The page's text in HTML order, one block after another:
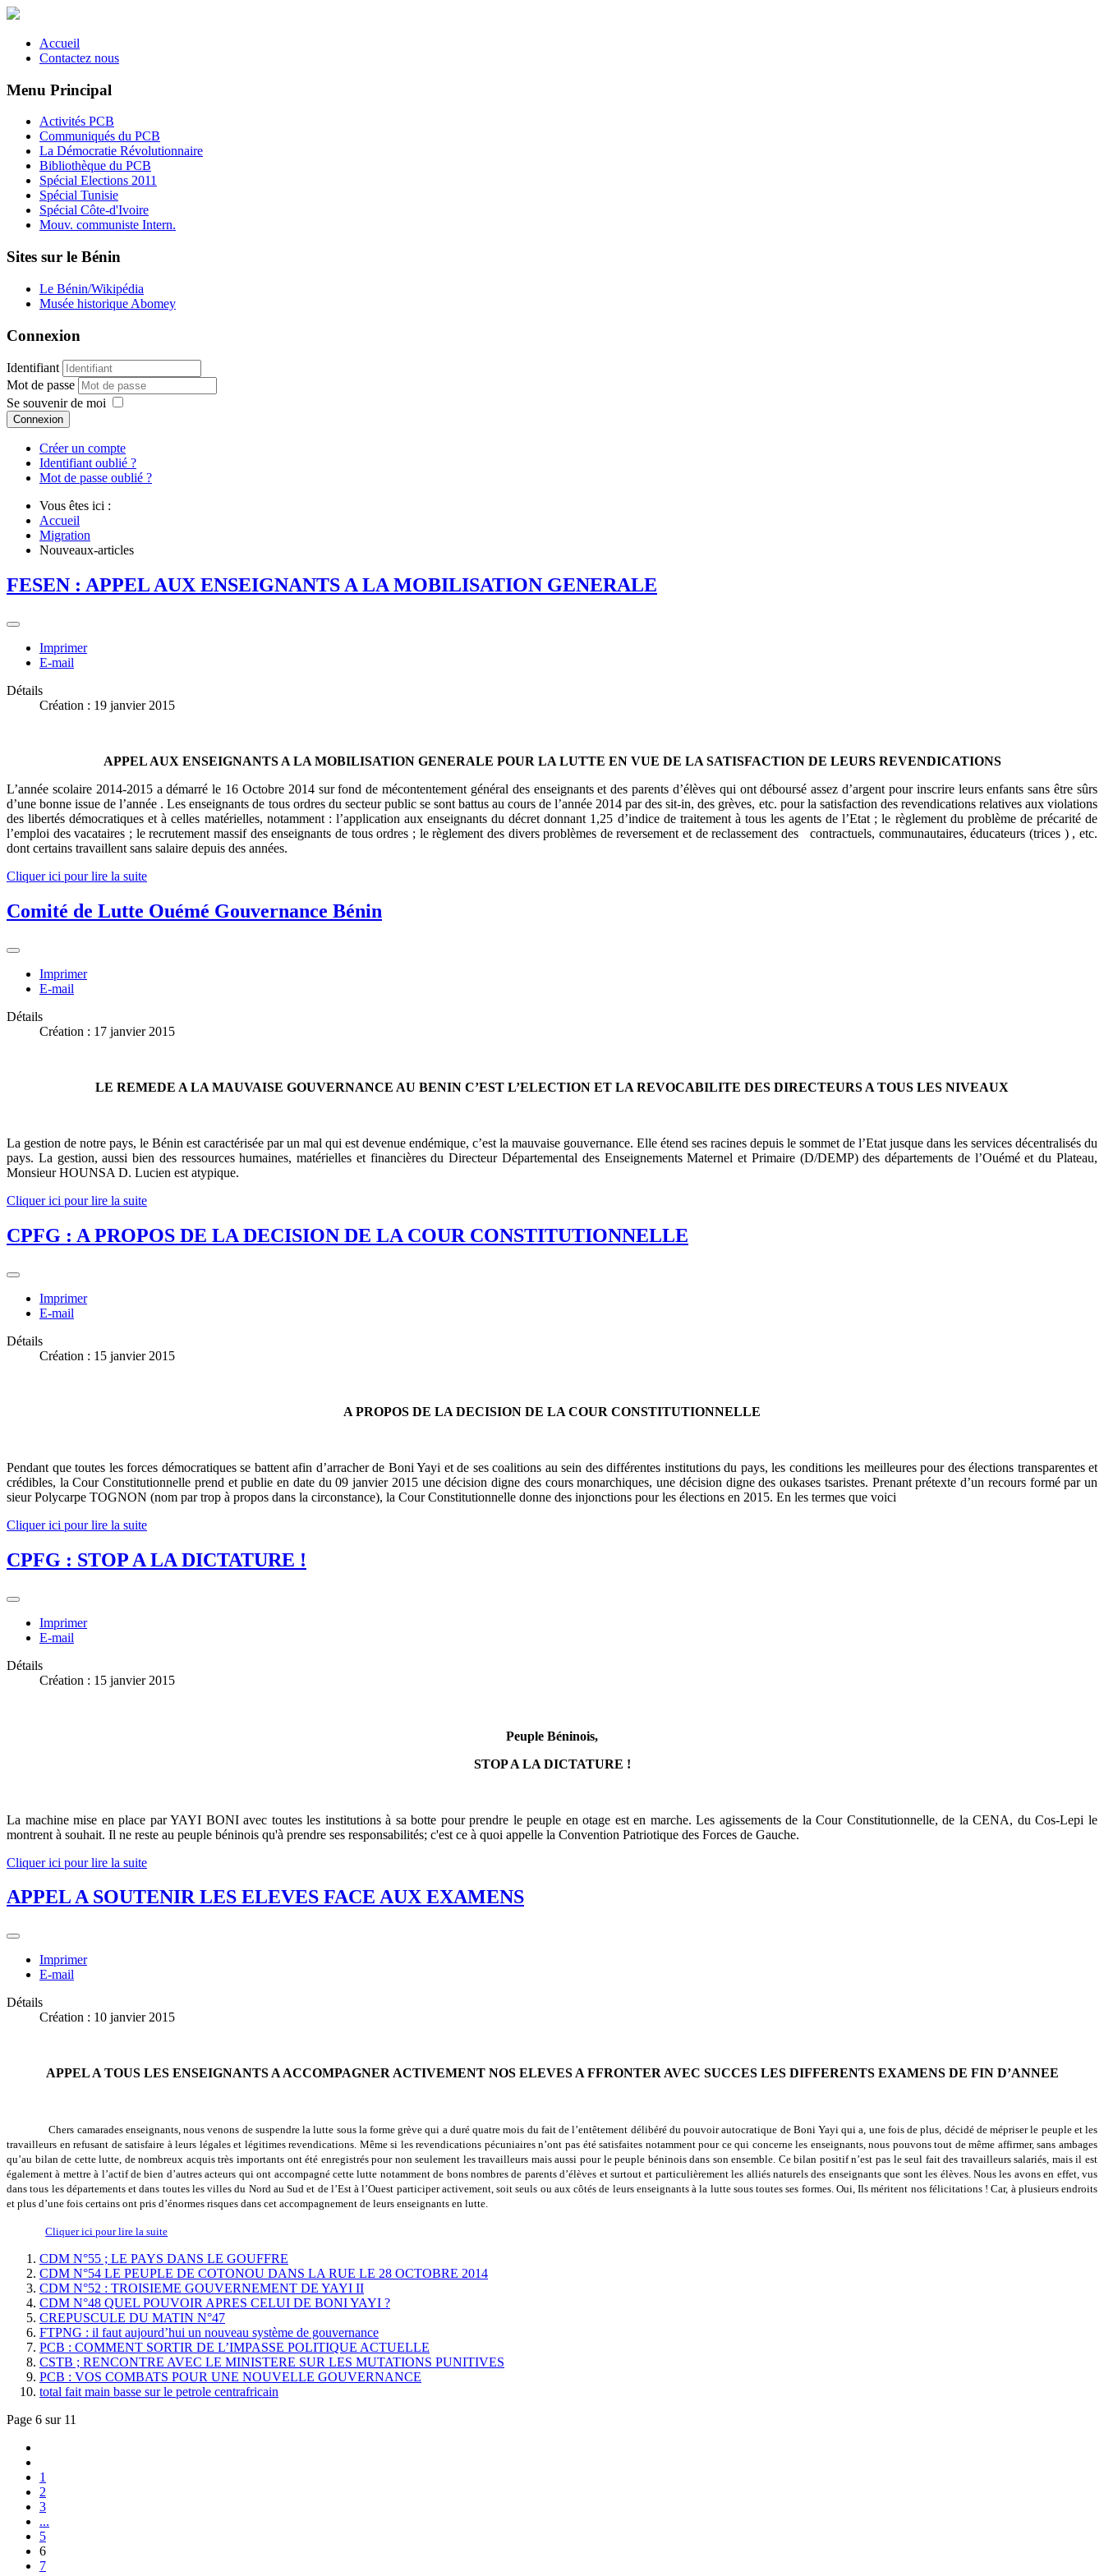
Accueil
Contactez nous
Menu Principal
Activités PCB
Communiqués du PCB
La Démocratie Révolutionnaire
Bibliothèque du PCB
Spécial Elections 2011
Spécial Tunisie
Spécial Côte-d'Ivoire
Mouv. communiste Intern.
Sites sur le Bénin
Le Bénin/Wikipédia
Musée historique Abomey
Connexion
Identifiant
Mot de passe
Se souvenir de moi
Connexion
Créer un compte
Identifiant oublié ?
Mot de passe oublié ?
Vous êtes ici :
Accueil
Migration
Nouveaux-articles
FESEN : APPEL AUX ENSEIGNANTS A LA MOBILISATION GENERALE
Imprimer
E-mail
Détails
Création : 19 janvier 2015
APPEL AUX ENSEIGNANTS A LA MOBILISATION GENERALE POUR LA LUTTE EN VUE DE LA SATISFACTION DE LEURS REVENDICATIONS
L’année scolaire 2014-2015 a démarré le 16 Octobre 2014 sur fond de mécontentement général des enseignants et des parents d’élèves qui ont déboursé assez d’argent pour inscrire leurs enfants sans être sûrs
d’une bonne issue de l’année . Les enseignants de tous ordres du secteur public se sont battus au cours de l’année 2014 par des sit-in, des grèves, etc. pour la satisfaction des revendications relatives aux violations
des libertés démocratiques et à celles matérielles, notamment : l’application aux enseignants du décret donnant 1,25 d’indice de traitement à tous les agents de l’Etat ; le règlement du problème de précarité de
l’emploi des vacataires ; le recrutement massif des enseignants de tous ordres ; le règlement des divers problèmes de reversement et de reclassement des contractuels, communautaires, éducateurs (trices ) , etc.
dont certains travaillent sans salaire depuis des années.
Cliquer ici pour lire la suite
Comité de Lutte Ouémé Gouvernance Bénin
Imprimer
E-mail
Détails
Création : 17 janvier 2015
LE REMEDE A LA MAUVAISE GOUVERNANCE AU BENIN C’EST L’ELECTION ET LA REVOCABILITE DES DIRECTEURS A TOUS LES NIVEAUX
La gestion de notre pays, le Bénin est caractérisée par un mal qui est devenue endémique, c’est la mauvaise gouvernance. Elle étend ses racines depuis le sommet de l’Etat jusque dans les services décentralisés du
pays. La gestion, aussi bien des ressources humaines, matérielles et financières du Directeur Départemental des Enseignements Maternel et Primaire (D/DEMP) des départements de l’Ouémé et du Plateau,
Monsieur HOUNSA D. Lucien est atypique.
Cliquer ici pour lire la suite
CPFG : A PROPOS DE LA DECISION DE LA COUR CONSTITUTIONNELLE
Imprimer
E-mail
Détails
Création : 15 janvier 2015
A PROPOS DE LA DECISION DE LA COUR CONSTITUTIONNELLE
Pendant que toutes les forces démocratiques se battent afin d’arracher de Boni Yayi et de ses coalitions au sein des différentes institutions du pays, les conditions les meilleures pour des élections transparentes et
crédibles, la Cour Constitutionnelle prend et publie en date du 09 janvier 2015 une décision digne des cours monarchiques, une décision digne des oukases tsaristes. Prenant prétexte d’un recours formé par un
sieur Polycarpe TOGNON (nom par trop à propos dans la circonstance), la Cour Constitutionnelle donne des injonctions pour les élections en 2015. En les termes que voici
Cliquer ici pour lire la suite
CPFG : STOP A LA DICTATURE !
Imprimer
E-mail
Détails
Création : 15 janvier 2015
Peuple Béninois,
STOP A LA DICTATURE !
La machine mise en place par YAYI BONI avec toutes les institutions à sa botte pour prendre le peuple en otage est en marche. Les agissements de la Cour Constitutionnelle, de la CENA, du Cos-Lepi le
montrent à souhait. Il ne reste au peuple béninois qu'à prendre ses responsabilités; c'est ce à quoi appelle la Convention Patriotique des Forces de Gauche.
Cliquer ici pour lire la suite
APPEL A SOUTENIR LES ELEVES FACE AUX EXAMENS
Imprimer
E-mail
Détails
Création : 10 janvier 2015
APPEL A TOUS LES ENSEIGNANTS A ACCOMPAGNER ACTIVEMENT NOS ELEVES A FFRONTER AVEC SUCCES LES DIFFERENTS EXAMENS DE FIN D’ANNEE
Chers camarades enseignants, nous venons de suspendre la lutte sous la forme grève qui a duré quatre mois du fait de l’entêtement délibéré du pouvoir autocratique de Boni Yayi qui a, une fois de plus, décidé de mépriser le peuple et les
travailleurs en refusant de satisfaire à leurs légales et légitimes revendications. Même si les revendications pécuniaires n’ont pas été satisfaites notamment pour ce qui concerne les enseignants, nous pouvons tout de même affirmer, sans ambages
qu’au bilan de cette lutte, de nombreux acquis très importants ont été enregistrés pour non seulement les travailleurs mais aussi pour le peuple béninois dans son ensemble. Ce bilan positif n’est pas le seul fait des travailleurs salariés, mais il est
également à mettre à l’actif de bien d’autres acteurs qui ont accompagné cette lutte notamment de bons nombres de parents d’élèves et surtout et particulièrement les alliés naturels des enseignants que sont les élèves. Nous les avons en effet, vus
dans tous les départements et dans toutes les villes du Nord au Sud et de l’Est à l’Ouest participer activement, soit seuls ou aux côtés de leurs enseignants à la lutte sous toutes ses formes. Oui, Ils méritent nos félicitations ! Car, à plusieurs endroits
et plus d’une fois certains ont pris d’énormes risques dans cet accompagnement de leurs enseignants en lutte.
Cliquer ici pour lire la suite
CDM N°55 ; LE PAYS DANS LE GOUFFRE
CDM N°54 LE PEUPLE DE COTONOU DANS LA RUE LE 28 OCTOBRE 2014
CDM N°52 : TROISIEME GOUVERNEMENT DE YAYI II
CDM N°48 QUEL POUVOIR APRES CELUI DE BONI YAYI ?
CREPUSCULE DU MATIN N°47
FTPNG : il faut aujourd’hui un nouveau système de gouvernance
PCB : COMMENT SORTIR DE L’IMPASSE POLITIQUE ACTUELLE
CSTB ; RENCONTRE AVEC LE MINISTERE SUR LES MUTATIONS PUNITIVES
PCB : VOS COMBATS POUR UNE NOUVELLE GOUVERNANCE
total fait main basse sur le petrole centrafricain
Page 6 sur 11
1
2
3
...
5
6
7